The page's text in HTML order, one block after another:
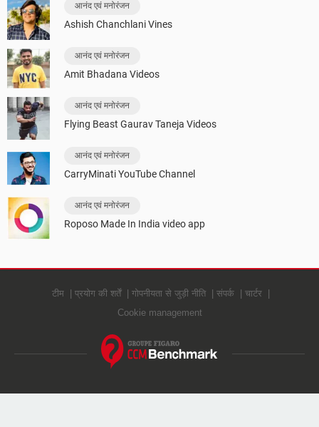
आनंद एवं मनोरंजन
Ashish Chanchlani Vines
आनंद एवं मनोरंजन
Amit Bhadana Videos
आनंद एवं मनोरंजन
Flying Beast Gaurav Taneja Videos
आनंद एवं मनोरंजन
CarryMinati YouTube Channel
आनंद एवं मनोरंजन
Roposo Made In India video app
टीम प्रयोग की शर्तें गोपनीयता से जुड़ी नीति संपर्क
चार्टर
Cookie management